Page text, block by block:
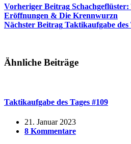
Vorheriger Beitrag
Eröffnungen & Die Krennwurzn
Nächster Beitrag Taktikaufgabe des
Ähnliche Beiträge
Taktikaufgabe des Tages #109
21. Januar 2023
8 Kommentare